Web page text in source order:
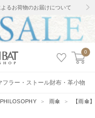
るお荷物のお届けについて
0
フラー・ストール財布・革小物
＞ 雨傘 ＞ 【雨傘